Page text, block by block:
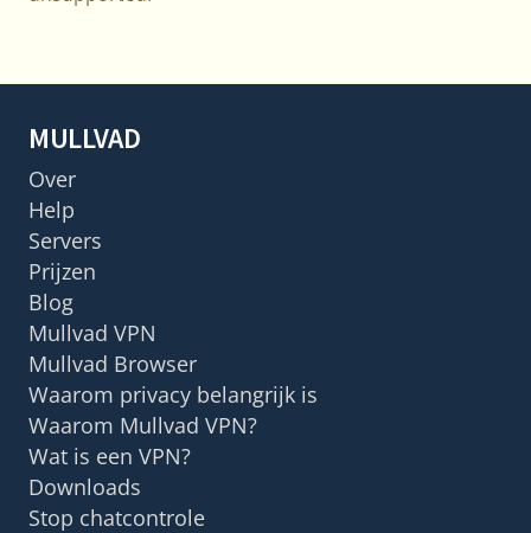
MULLVAD
Over
Help
Servers
Prijzen
Blog
Mullvad VPN
Mullvad Browser
Waarom privacy belangrijk is
Waarom Mullvad VPN?
Wat is een VPN?
Downloads
Stop chatcontrole